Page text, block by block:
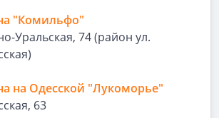
"Комильфо"
Уральская, 74 (район ул.
на Одесской "Лукоморье"
63